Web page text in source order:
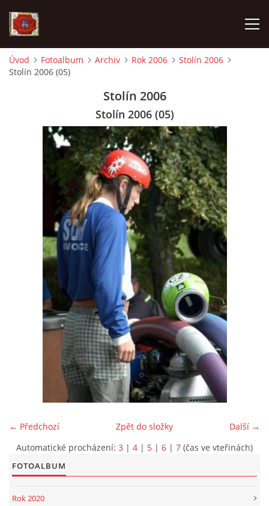
AKTUALITY
VÝJEZDOVÁ JEDNOTKA
KROUŽEK MLADÝCH HASIČŮ
OHLÁŠENÍ PÁLENÍ
KONTAKT
PROJEKT DOPRAVNÍ AUTOMOBIL
SH ČMS - Sbor dobrovolných hasičů Havlovice
Havlovice 377
542 32 Úpice
hasici.havlovice@seznam.cz
© 2026 eStránky.cz
Nahoru ↑
Úvod Fotoalbum Archiv Rok 2006
Stolín 2006
Stolín 2006 (05)
Stolín 2006
Stolín 2006 (05)
← Předchozí Další →
Zpět do složky
Automatické procházení: 3 | 4 | 5 | 6 | 7 (čas ve vteřinách)
FOTOALBUM
Rok 2020